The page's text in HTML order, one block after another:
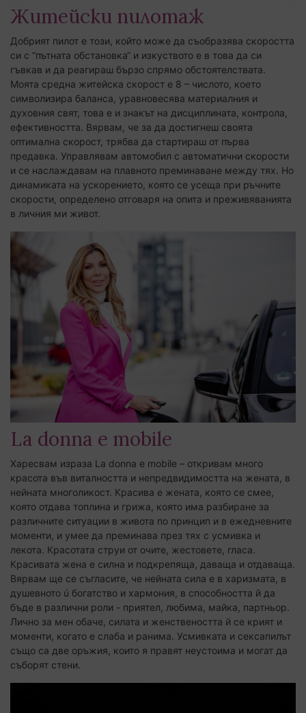
Житейски пилотаж
Добрият пилот е този, който може да съобразява скоростта
си с “пътната обстановка“ и изкуството е в това да си
гъвкав и да реагираш бързо спрямо обстоятелствата.
Моята средна житейска скорост е 8 – числото, което
символизира баланса, уравновесява материалния и
духовния свят, това е и знакът на дисциплината, контрола,
ефективността. Вярвам, че за да достигнеш своята
оптимална скорост, трябва да стартираш от първа
предавка. Управлявам автомобил с автоматични скорости
и се наслаждавам на плавното преминаване между тях. Но
динамиката на ускорението, която се усеща при ръчните
скорости, определено отговаря на опита и преживяванията
в личния ми живот.
La donna e mobile
Харесвам израза La donna e mobile – откривам много
красота във виталността и непредвидимостта на жената, в
нейната многоликост. Красива е жената, която се смее,
която отдава топлина и грижа, която има разбиране за
различните ситуации в живота по принцип и в ежедневните
моменти, и умее да преминава през тях с усмивка и
лекота. Красотата струи от очите, жестовете, гласа.
Красивата жена е силна и подкрепяща, даваща и отдаваща.
Вярвам ще се съгласите, че нейната сила е в харизмата, в
душевното ú богатство и хармония, в способността й да
бъде в различни роли - приятел, любима, майка, партньор.
Лично за мен обаче, силата и женствеността й се крият и
моменти, когато е слаба и ранима. Усмивката и сексапилът
също са две оръжия, които я правят неустоима и могат да
съборят стени.